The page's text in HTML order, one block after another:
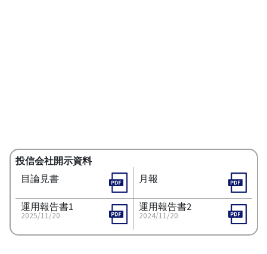
投信会社開示資料
目論見書
月報
運用報告書1
2025/11/20
運用報告書2
2024/11/20